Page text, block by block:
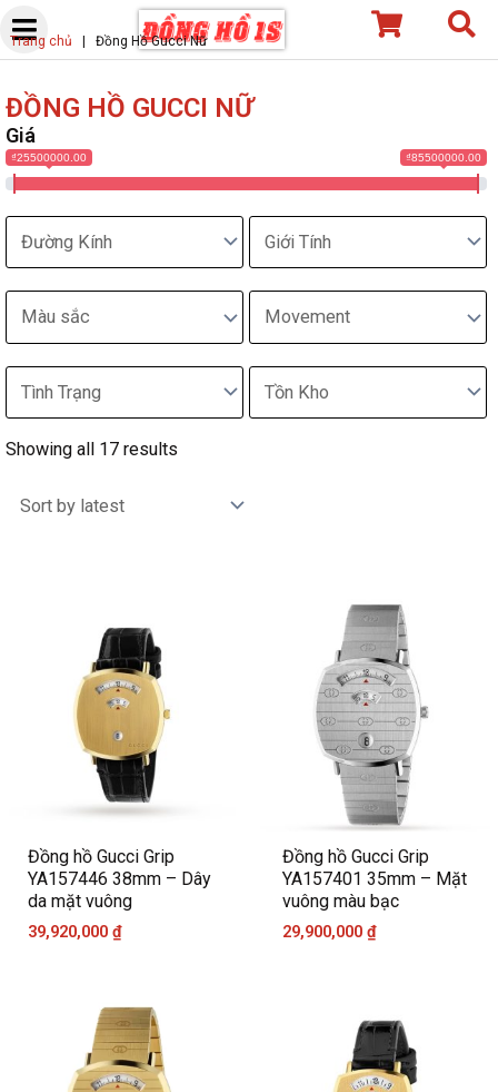
Skip
toTrang chủ Đồng Hồ Gucci Nữ
ĐỒNG HỒ GUCCI NỮ
Giá
₫25500000.00 ₫85500000.00
Showing all 17 results
Đồng hồ Gucci Grip
YA157446 38mm – Dây
da mặt vuông
39,920,000 ₫
Đồng hồ Gucci Grip
YA157401 35mm – Mặt
vuông màu bạc
29,900,000 ₫